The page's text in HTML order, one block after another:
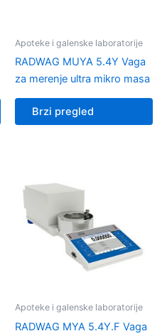
Apoteke i galenske laboratorije
RADWAG MUYA 5.4Y Vaga
za merenje ultra mikro masa
Brzi pregled
Apoteke i galenske laboratorije
RADWAG MYA 5.4Y.F Vaga